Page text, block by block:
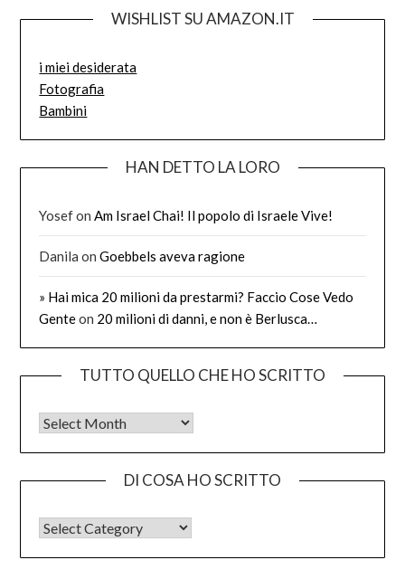
WISHLIST SU AMAZON.IT
i miei desiderata
Fotografia
Bambini
HAN DETTO LA LORO
Yosefon Am Israel Chai! Il popolo di Israele Vive!
Danila onGoebbels aveva ragione
» Hai mica 20 milioni da prestarmi? Faccio Cose Vedo
Genteon 20 milioni di danni, e non è Berlusca…
TUTTO QUELLO CHE HO SCRITTO
Tutto quello che ho scritto
DI COSA HO SCRITTO
DI COSA HO SCRITTO